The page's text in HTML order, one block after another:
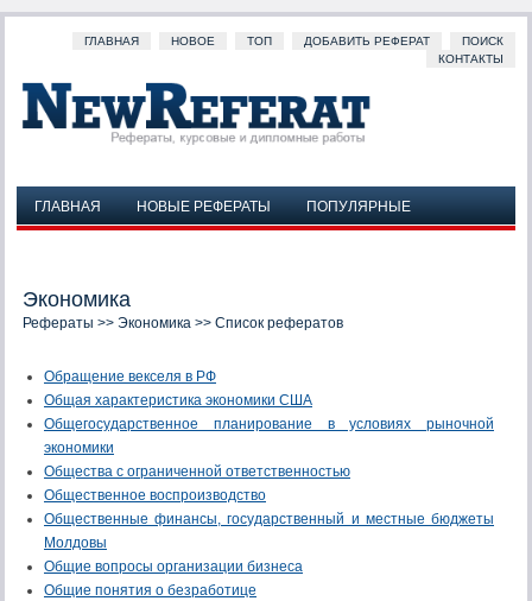
ГЛАВНАЯ НОВОЕ ТОП ДОБАВИТЬ РЕФЕРАТ
ПОИСК
КОНТАКТЫ
ГЛАВНАЯ НОВЫЕ РЕФЕРАТЫ
ПОПУЛЯРНЫЕ
Экономика
Рефераты >> Экономика >> Список рефератов
Обращение векселя в РФ
Общая характеристика экономики США
Общегосударственное планирование в условиях рыночной
экономики
Общества с ограниченной ответственностью
Общественное воспроизводство
Общественные финансы, государственный и местные бюджеты
Молдовы
Общие вопросы организации бизнеса
Общие понятия о безработице